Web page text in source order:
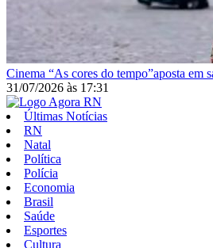
Cinema “As cores do tempo”aposta em
31/07/2026 às 17:31
Últimas Notícias
RN
Natal
Política
Polícia
Economia
Brasil
Saúde
Esportes
Cultura